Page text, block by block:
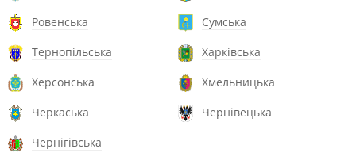
Ровенська
Сумська
Тернопільська
Харківська
Херсонська
Хмельницька
Черкаська
Чернівецька
Чернігівська